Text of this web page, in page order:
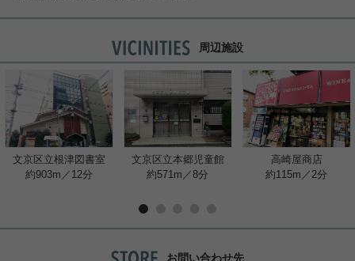
周辺施設
文京区立根津図書室
約903m／12分
文京区立本郷児童館
約571m／8分
高崎屋商店
約115m／2分
お問い合わせ先